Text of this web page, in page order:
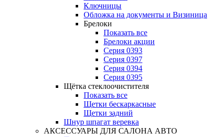
Ключницы
Обложка на документы и Визиница
Брелоки
Показать все
Брелоки акции
Серия 0393
Серия 0397
Серия 0394
Серия 0395
Щётка стеклоочистителя
Показать все
Щетки бескаркасные
Щетки задний
Шнур шпагат веревка
АКСЕССУАРЫ ДЛЯ САЛОНА АВТО